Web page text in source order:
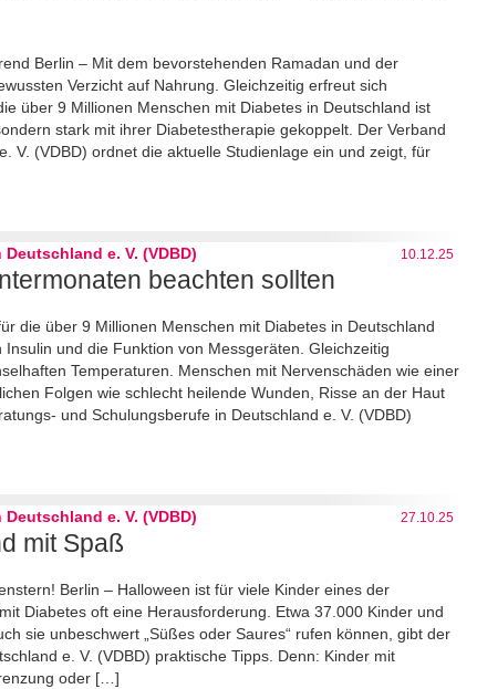
Berlin – Mit dem bevorstehenden Ramadan und der
Verzicht auf Nahrung. Gleichzeitig erfreut sich
über 9 Millionen Menschen mit Diabetes in Deutschland ist
stark mit ihrer Diabetestherapie gekoppelt. Der Verband
V. (VDBD) ordnet die aktuelle Studienlage ein und zeigt, für
e. V. (VDBD) 10.12.25
beachten sollten
die über 9 Millionen Menschen mit Diabetes in Deutschland
und die Funktion von Messgeräten. Gleichzeitig
Temperaturen. Menschen mit Nervenschäden wie einer
Folgen wie schlecht heilende Wunden, Risse an der Haut
und Schulungsberufe in Deutschland e. V. (VDBD)
e. V. (VDBD) 27.10.25
mit Spaß
Berlin – Halloween ist für viele Kinder eines der
Diabetes oft eine Herausforderung. Etwa 37.000 Kinder und
sie unbeschwert „Süßes oder Saures“ rufen können, gibt der
e. V. (VDBD) praktische Tipps. Denn: Kinder mit
oder […]